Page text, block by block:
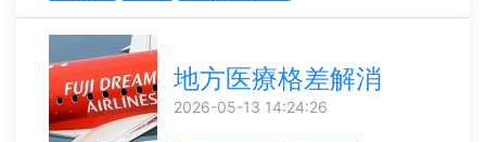
地方医療格差解消
2026-05-13 14:24:26